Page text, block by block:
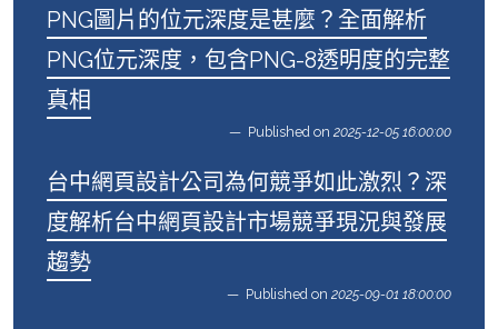
PNG圖片的位元深度是甚麼？全面解析
PNG位元深度，包含PNG-8透明度的完整
真相
Published on 2025-12-05 16:00:00
台中網頁設計公司為何競爭如此激烈？深
度解析台中網頁設計市場競爭現況與發展
趨勢
Published on 2025-09-01 18:00:00